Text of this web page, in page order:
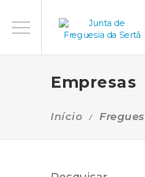
Empresas
Início